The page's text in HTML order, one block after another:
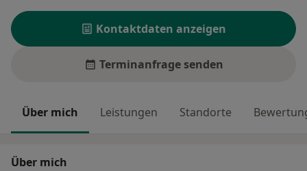
Kontaktdaten anzeigen
Terminanfrage senden
Über mich Leistungen Standorte
Über mich